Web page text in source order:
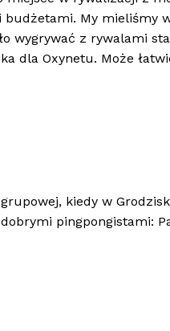
My mieliśmy
wygrywać z rywalami
dla Oxynetu. Może
kiedy w
pingpongistami: